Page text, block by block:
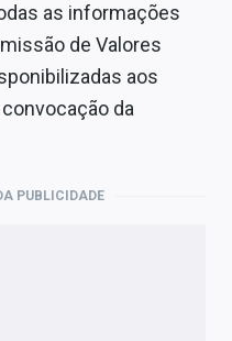
as informações
de Valores
aos
da
PUBLICIDADE